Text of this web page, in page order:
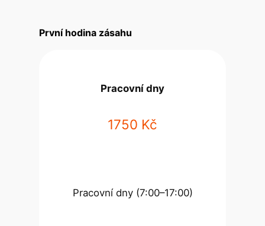
První hodina zásahu
Pracovní dny
1750 Kč
Pracovní dny (7:00–17:00)